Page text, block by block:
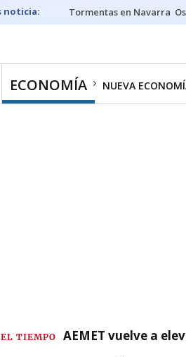
Tormentas en Navarra
ECONOMÍA NUEVA
EL TIEMPO AEMET vuelve a